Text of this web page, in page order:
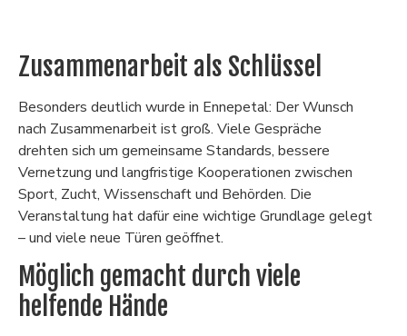
Zusammenarbeit als Schlüssel
Besonders deutlich wurde in Ennepetal: Der Wunsch
nach Zusammenarbeit ist groß. Viele Gespräche
drehten sich um gemeinsame Standards, bessere
Vernetzung und langfristige Kooperationen zwischen
Sport, Zucht, Wissenschaft und Behörden. Die
Veranstaltung hat dafür eine wichtige Grundlage gelegt
– und viele neue Türen geöffnet.
Möglich gemacht durch viele
helfende Hände